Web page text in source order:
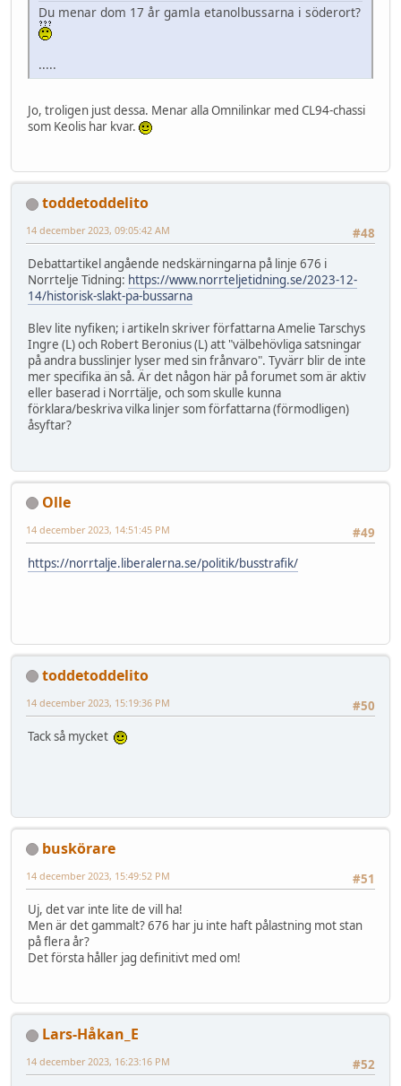
Du menar dom 17 år gamla etanolbussarna i söderort?
.....
Jo, troligen just dessa. Menar alla Omnilinkar med CL94-chassi
som Keolis har kvar.
toddetoddelito
#48
14 december 2023, 09:05:42 AM
Debattartikel angående nedskärningarna på linje 676 i
Norrtelje Tidning: https://www.norrteljetidning.se/2023-12-
14/historisk-slakt-pa-bussarna
Blev lite nyfiken; i artikeln skriver författarna Amelie Tarschys
Ingre (L) och Robert Beronius (L) att "välbehövliga satsningar
på andra busslinjer lyser med sin frånvaro". Tyvärr blir de inte
mer specifika än så. Är det någon här på forumet som är aktiv
eller baserad i Norrtälje, och som skulle kunna
förklara/beskriva vilka linjer som författarna (förmodligen)
åsyftar?
Olle
#49
14 december 2023, 14:51:45 PM
https://norrtalje.liberalerna.se/politik/busstrafik/
toddetoddelito
#50
14 december 2023, 15:19:36 PM
Tack så mycket
buskörare
#51
14 december 2023, 15:49:52 PM
Uj, det var inte lite de vill ha!
Men är det gammalt? 676 har ju inte haft pålastning mot stan
på flera år?
Det första håller jag definitivt med om!
Lars-Håkan_E
#52
14 december 2023, 16:23:16 PM